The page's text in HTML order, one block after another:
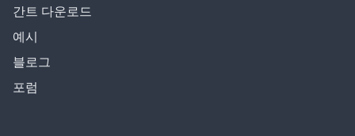
간트 다운로드
예시
블로그
포럼